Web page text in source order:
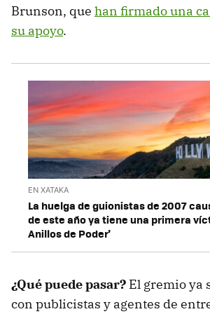
Brunson, que han firmado una
su apoyo.
EN XATAKA
La huelga de guionistas de 2007
de este año ya tiene una primera
Anillos de Poder'
¿Qué puede pasar? El gremio ya
con publicistas y agentes de